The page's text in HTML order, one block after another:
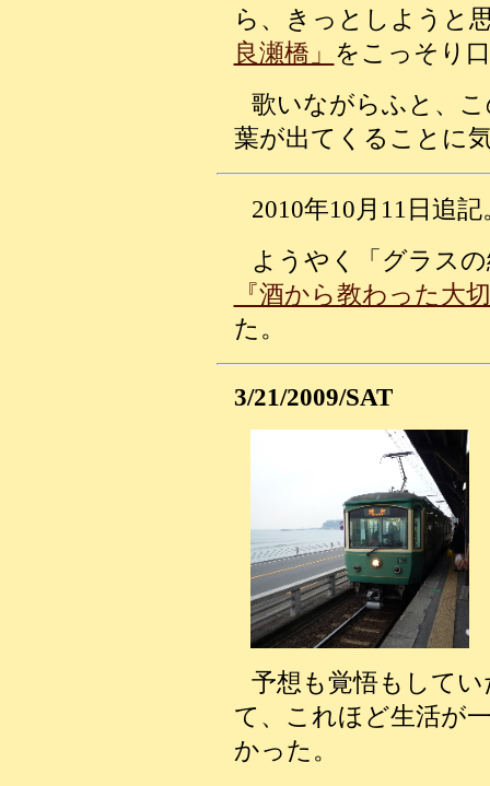
ら、きっとしようと
良瀬橋」 をこっそり
歌いながらふと、
葉が出てくることに
2010年10月11日追記
ようやく「グラス
『酒から教わった大
た。
3/21/2009/SAT
予想も覚悟もして
て、これほど生活が
かった。